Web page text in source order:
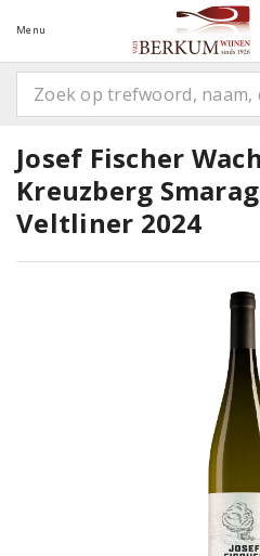
Menu
Josef Fischer
Kreuzberg
Veltliner 2024